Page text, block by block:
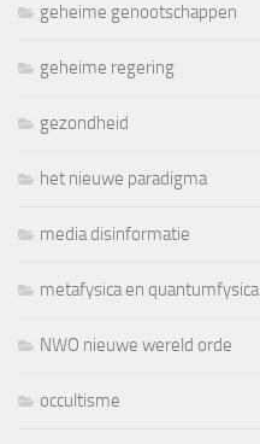
geheime genootschappen
geheime regering
gezondheid
het nieuwe paradigma
media disinformatie
metafysica en quantumfysica
NWO nieuwe wereld orde
occultisme